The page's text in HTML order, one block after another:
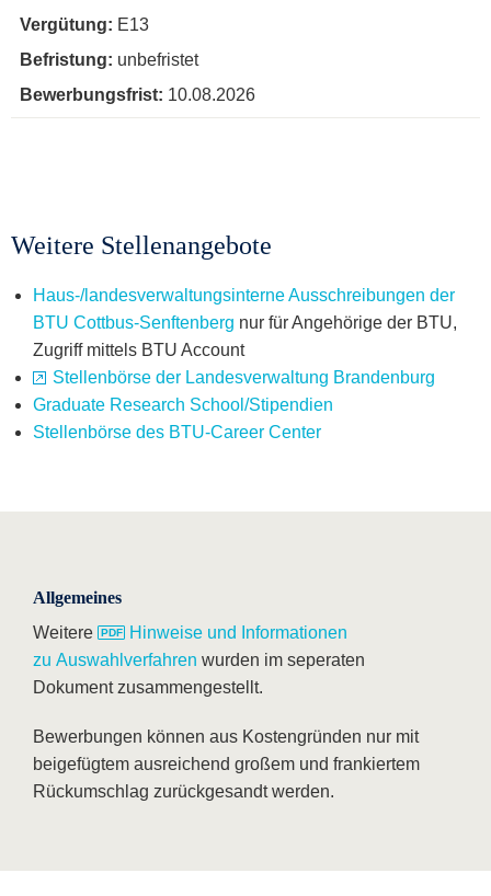
E13
unbefristet
10.08.2026
Weitere Stellenangebote
Haus-/landesverwaltungsinterne Ausschreibungen der
BTU Cottbus-Senftenberg nur für Angehörige der BTU,
Zugriff mittels BTU Account
Stellenbörse der Landesverwaltung Brandenburg
Graduate Research School/Stipendien
Stellenbörse des BTU-Career Center
Allgemeines
Weitere
Hinweise und Informationen
zu Auswahlverfahren wurden im seperaten
Dokument zusammengestellt.
Bewerbungen können aus Kostengründen nur mit
beigefügtem ausreichend großem und frankiertem
Rückumschlag zurückgesandt werden.